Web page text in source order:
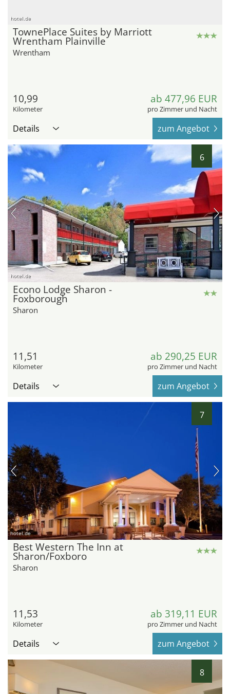
hotel.de
TownePlace Suites by Marriott
Wrentham Plainville
Wrentham
10,99
Kilometer
ab 477,96 EUR
pro Zimmer und Nacht
Details zum Angebot
6
hotel.de
Econo Lodge Sharon -
Foxborough
Sharon
11,51
Kilometer
ab 290,25 EUR
pro Zimmer und Nacht
Details zum Angebot
7
hotel.de
Best Western The Inn at
Sharon/Foxboro
Sharon
11,53
Kilometer
ab 319,11 EUR
pro Zimmer und Nacht
Details zum Angebot
8